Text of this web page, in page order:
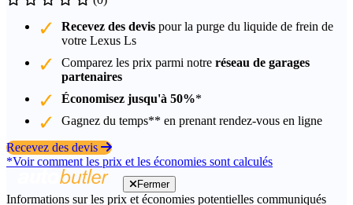
Recevez des devis pour la purge du liquide de frein de
votre Lexus Ls
Comparez les prix parmi notre réseau de garages
partenaires
Économisez jusqu'à 50%*
Gagnez du temps** en prenant rendez-vous en ligne
Recevez des devis
*Voir comment les prix et les économies sont calculés
Fermer
Informations sur les prix et économies potentielles communiqués